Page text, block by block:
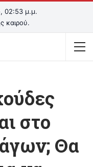
02:53 μ.μ.
καιρού.
στο
Θα